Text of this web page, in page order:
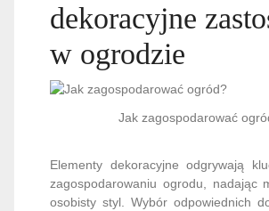
dekoracyjne
w ogrodzie
Jak zagospodarować
Elementy dekoracyjne odgrywają
zagospodarowaniu ogrodu, nadając
osobisty styl. Wybór odpowiednich